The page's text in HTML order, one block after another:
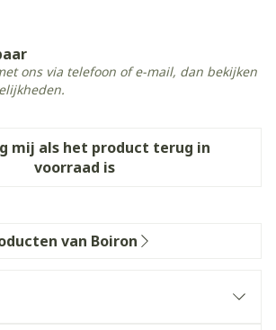
mij als het product terug in
voorraad is
ons via telefoon of e-mail, dan bekijken
van Boiron